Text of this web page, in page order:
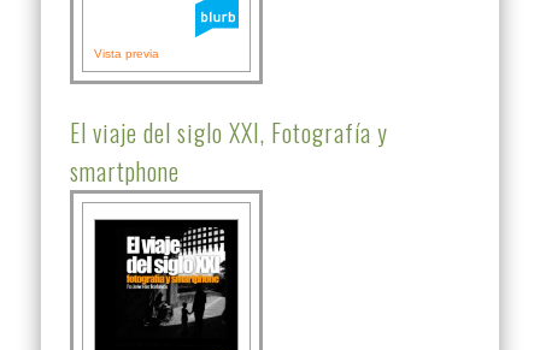
Vista previa
El viaje del siglo XXI, Fotografía y
smartphone